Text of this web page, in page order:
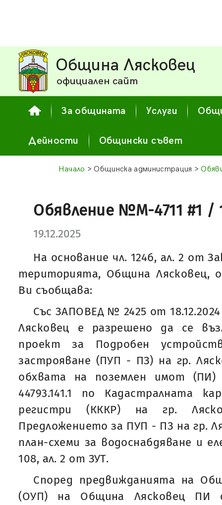
Община Лясковец
официален сайт
За общината Услуги
Дейности Общински съвет
Начало > Общинска администрация >
Обявление №М-4711 #1 /
19.12.2025
На основание чл. 124б, ал. 2 от
територията, Община Лясковец,
Ви съобщава:
Със ЗАПОВЕД № 2425 от
Лясковец е разрешено да се
проект за Подробен
застрояване (ПУП - ПЗ) на гр.
обхвата на поземлен имот
44793.141.1 по Кадастралната
регистри (КККР) на гр.
Предложението за ПУП - ПЗ на гр.
план-схеми за водоснабдяване и
108, ал. 2 от ЗУТ.
Според предвижданията на
(ОУП) на Община Лясковец ПИ